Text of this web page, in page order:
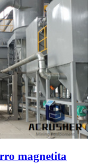
magnetita